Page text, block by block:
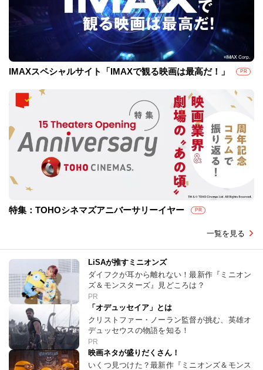
IMAXスペシャルサイト「IMAXで観る映画は最高だ！」 PR
特集：TOHOシネマズアニバーサリーイヤー PR
一覧を見る
LiSAが推すミニオンズ
ダイフクが耳から離れない！最新作『ミニオン
ズ＆モンスターズ』見どころは？
PR
「オデュッセイア」とは
クリストファー・ノーラン監督が挑む、英雄オ
デュッセウスの物語を知る！
PR
映画ネタが盛りだくさん！
いくつ見つけた？最新作『ミニオンズ＆モンス